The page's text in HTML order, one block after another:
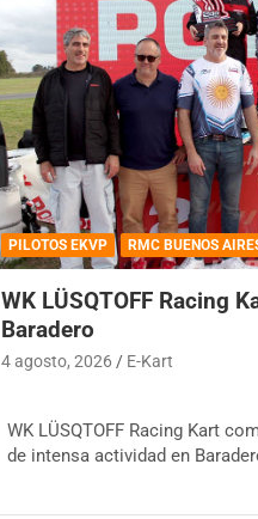
PILOTOS EKVP RMC BUENOS
WK LÜSQTOFF Racing
Baradero
4 agosto, 2026 E-Kart
WK LÜSQTOFF Racing Kart
de intensa actividad en